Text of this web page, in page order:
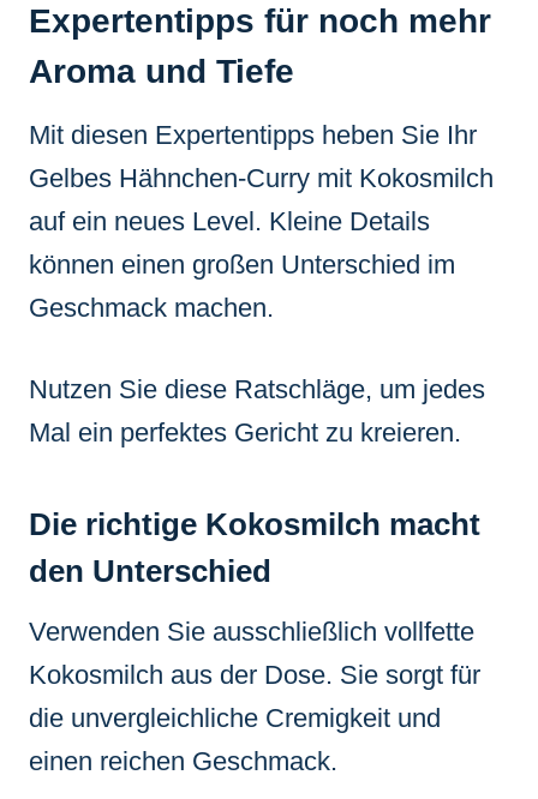
Expertentipps für noch mehr
Aroma und Tiefe
Mit diesen Expertentipps heben Sie Ihr
Gelbes Hähnchen-Curry mit Kokosmilch
auf ein neues Level. Kleine Details
können einen großen Unterschied im
Geschmack machen.
Nutzen Sie diese Ratschläge, um jedes
Mal ein perfektes Gericht zu kreieren.
Die richtige Kokosmilch macht
den Unterschied
Verwenden Sie ausschließlich vollfette
Kokosmilch aus der Dose. Sie sorgt für
die unvergleichliche Cremigkeit und
einen reichen Geschmack.